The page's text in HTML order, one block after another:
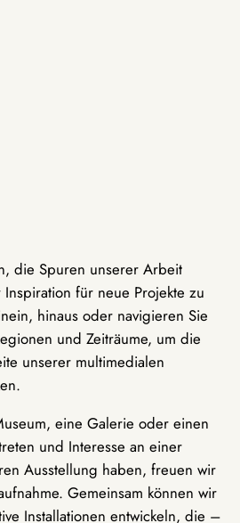
die Spuren unserer Arbeit
für neue Projekte zu
hinaus oder navigieren Sie
und Zeiträume, um die
unserer multimedialen
eine Galerie oder einen
und Interesse an einer
Ausstellung haben, freuen wir
Gemeinsam können wir
Installationen entwickeln, die –